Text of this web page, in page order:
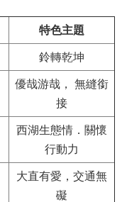
特色主題
鈴轉乾坤
優哉游哉， 無縫銜
接
西湖生態情．關懷
行動力
大直有愛，交通無
礙